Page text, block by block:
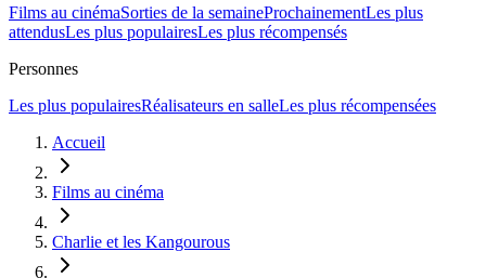
Films au cinémaSorties de la semaineProchainementLes plus
attendusLes plus populairesLes plus récompensés
Personnes
Les plus populairesRéalisateurs en salleLes plus récompensées
Accueil
Films au cinéma
Charlie et les Kangourous